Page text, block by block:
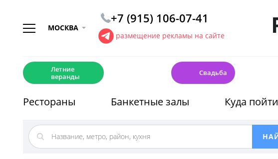
МОСКВА
+7 (915) 106-07-41
размещение рекламы на сайте
Летние
веранды
Свадьба
Рестораны Банкетные залы Куда пойти